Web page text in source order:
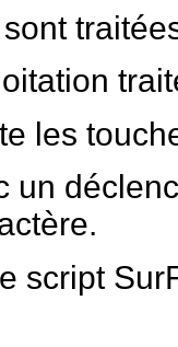
les
un
script